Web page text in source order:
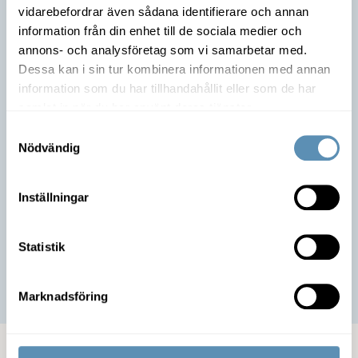
vidarebefordrar även sådana identifierare och annan
information från din enhet till de sociala medier och
annons- och analysföretag som vi samarbetar med.
Dessa kan i sin tur kombinera informationen med annan
information som du har tillhandahållit eller som de har
Nödvändig
Inställningar
Statistik
Marknadsföring
Är du intresserad av lokalen?